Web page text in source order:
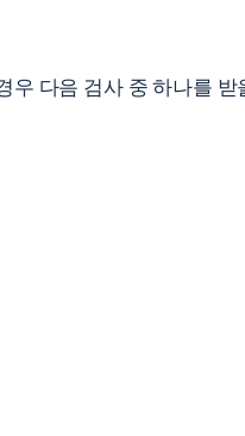
다음 검사 중 하나를 받